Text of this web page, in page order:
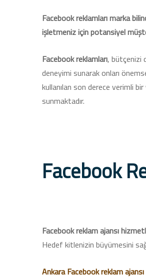
Facebook reklamları marka
işletmeniz için potansiyel
Facebook reklamları, bütçenizi
deneyimi sunarak onları
kullanılan son derece verimli
sunmaktadır.
Facebook
Facebook reklam ajansı
Hedef kitlenizin büyümesini
Ankara Facebook reklam ajansı